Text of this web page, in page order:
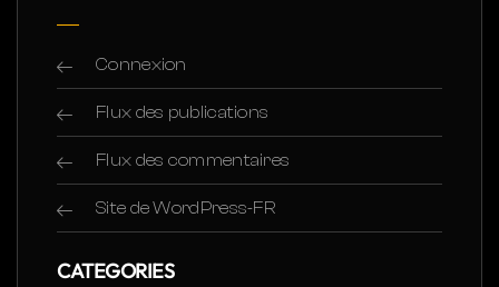
Connexion
Flux des publications
Flux des commentaires
Site de WordPress-FR
CATEGORIES